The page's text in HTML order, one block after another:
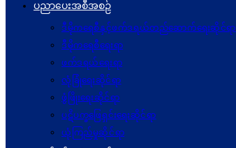
ပညာပေးအစီအစဉ်
ဒီမိုကရေစီနှင့်ဖက်ဒရယ်တည်ဆောက်ရေးဆိုင်ရာ
ဒီမိုကရေစီရေးရာ
ဖက်ဒရယ်ရေးရာ
လုံခြုံရေးဆိုင်ရာ
ဖွံဖြိုးရေးဆိုင်ရာ
ပဋိပက္ခ‌ဖြေရှင်းရေးဆိုင်ရာ
ယုံကြည်မှုဆိုင်ရာ